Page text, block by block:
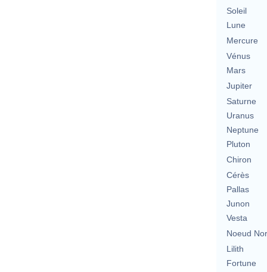
Soleil
Lune
Mercure
Vénus
Mars
Jupiter
Saturne
Uranus
Neptune
Pluton
Chiron
Cérès
Pallas
Junon
Vesta
Noeud
Lilith
Fortune